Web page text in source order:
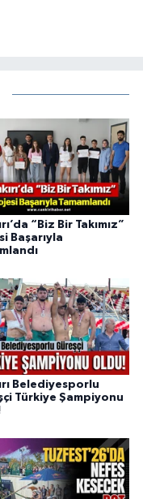
“Biz Bir Takımız”
Başarıyla
Belediyesporlu
Türkiye Şampiyonu